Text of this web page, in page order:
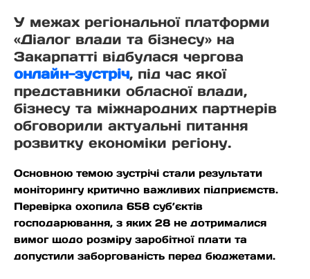
У межах регіональної платформи
«Діалог влади та бізнесу» на
Закарпатті відбулася чергова
онлайн-зустріч, під час якої
представники обласної влади,
бізнесу та міжнародних партнерів
обговорили актуальні питання
розвитку економіки регіону.
Основною темою зустрічі стали результати
моніторингу критично важливих підприємств.
Перевірка охопила 658 суб’єктів
господарювання, з яких 28 не дотрималися
вимог щодо розміру заробітної плати та
допустили заборгованість перед бюджетами.